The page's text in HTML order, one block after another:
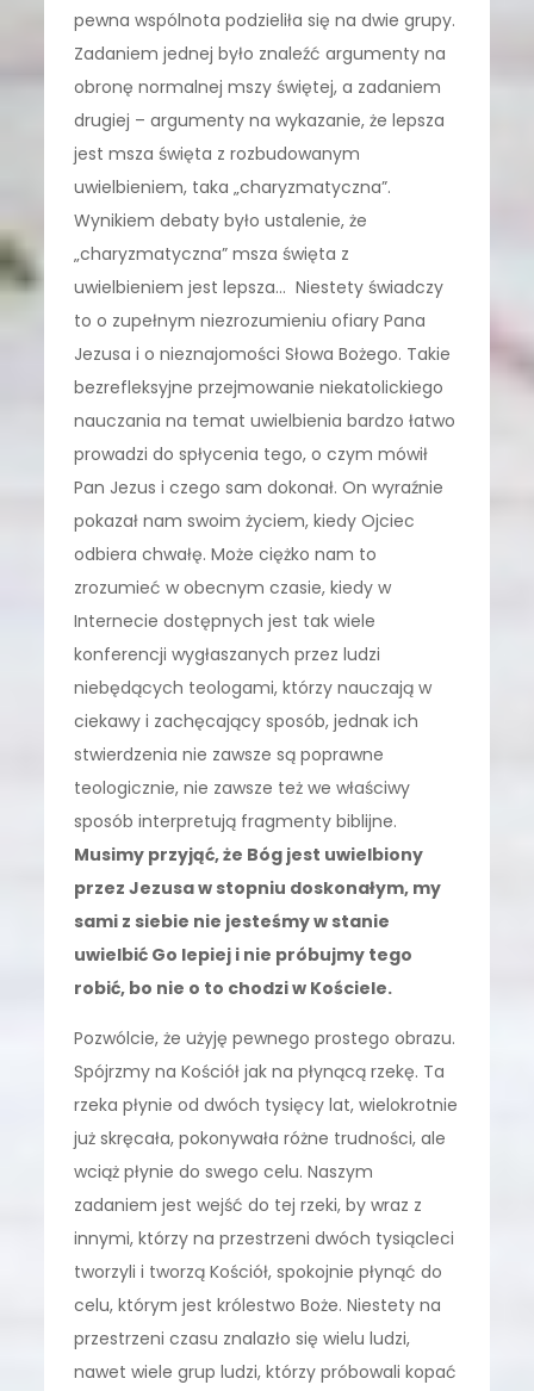
pewna wspólnota podzieliła się na dwie grupy.
Zadaniem jednej było znaleźć argumenty na
obronę normalnej mszy świętej, a zadaniem
drugiej – argumenty na wykazanie, że lepsza
jest msza święta z rozbudowanym
uwielbieniem, taka „charyzmatyczna”.
Wynikiem debaty było ustalenie, że
„charyzmatyczna” msza święta z
uwielbieniem jest lepsza… Niestety świadczy
to o zupełnym niezrozumieniu ofiary Pana
Jezusa i o nieznajomości Słowa Bożego. Takie
bezrefleksyjne przejmowanie niekatolickiego
nauczania na temat uwielbienia bardzo łatwo
prowadzi do spłycenia tego, o czym mówił
Pan Jezus i czego sam dokonał. On wyraźnie
pokazał nam swoim życiem, kiedy Ojciec
odbiera chwałę. Może ciężko nam to
zrozumieć w obecnym czasie, kiedy w
Internecie dostępnych jest tak wiele
konferencji wygłaszanych przez ludzi
niebędących teologami, którzy nauczają w
ciekawy i zachęcający sposób, jednak ich
stwierdzenia nie zawsze są poprawne
teologicznie, nie zawsze też we właściwy
sposób interpretują fragmenty biblijne.
Musimy przyjąć, że Bóg jest uwielbiony
przez Jezusa w stopniu doskonałym, my
sami z siebie nie jesteśmy w stanie
uwielbić Go lepiej i nie próbujmy tego
robić, bo nie o to chodzi w Kościele.
Pozwólcie, że użyję pewnego prostego obrazu.
Spójrzmy na Kościół jak na płynącą rzekę. Ta
rzeka płynie od dwóch tysięcy lat, wielokrotnie
już skręcała, pokonywała różne trudności, ale
wciąż płynie do swego celu. Naszym
zadaniem jest wejść do tej rzeki, by wraz z
innymi, którzy na przestrzeni dwóch tysiącleci
tworzyli i tworzą Kościół, spokojnie płynąć do
celu, którym jest królestwo Boże. Niestety na
przestrzeni czasu znalazło się wielu ludzi,
nawet wiele grup ludzi, którzy próbowali kopać